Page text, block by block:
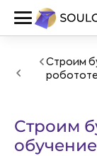
Строим
Строим